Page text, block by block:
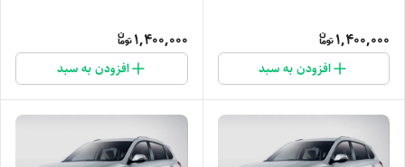
1,400,000
افزودن به سبد
1,400,000
افزودن به سبد